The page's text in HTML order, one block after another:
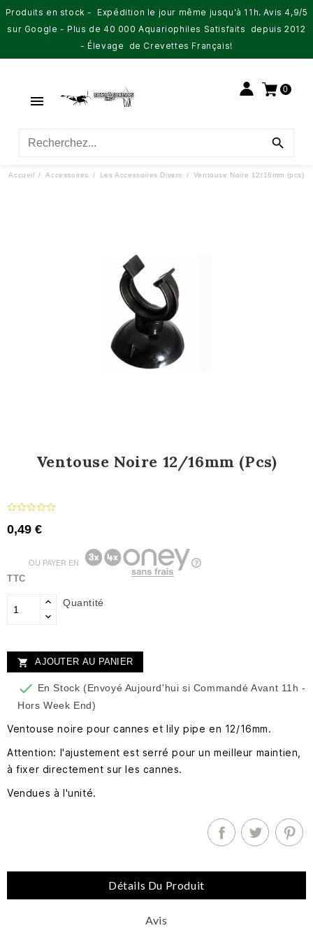
Produits en stock - Expédition le jour même jusqu'à 11h. Avis 4,9/5
sur Google - Plus de 40 000 Aquariophiles Satisfaits depuis 2012
- Élevage de Crevettes Français!

0

Accueil Accessoires Les Accessoires Divers Ventouse Noire 12/16mm (pcs)
Ventouse Noire 12/16mm (pcs)
0,49 €
TTC
OU PAYER EN
Quantité
 AJOUTER AU PANIER
 En Stock (Envoyé Aujourd'hui si Commandé Avant 11h -
Hors Week End)
Ventouse noire pour cannes et lily pipe en 12/16mm.
Attention: l'ajustement est serré pour un meilleur maintien,
à fixer directement sur les cannes.
Vendues à l'unité.
Détails Du Produit
Avis